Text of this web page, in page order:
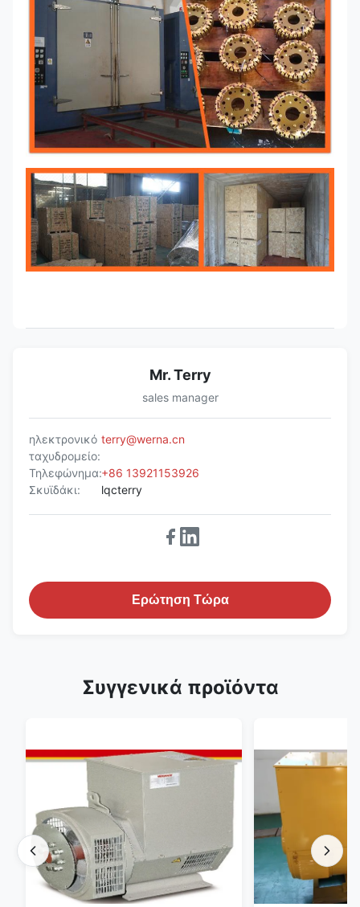
Mr. Terry
sales manager
ηλεκτρονικό
ταχυδρομείο:
terry@werna.cn
Τηλεφώνημα:+86 13921153926
Σκυϊδάκι:
lqcterry
Ερώτηση Τώρα
Συγγενικά προϊόντα